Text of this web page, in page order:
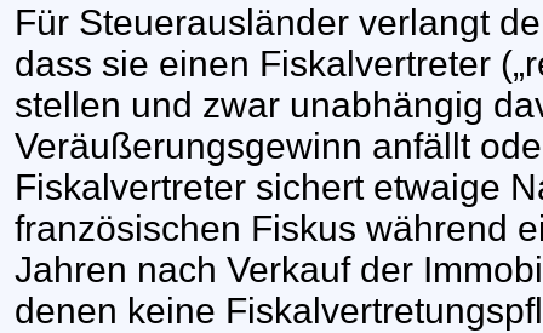
Für Steuerausländer verlangt
dass sie einen Fiskalvertreter
stellen und zwar unabhängig
Veräußerungsgewinn anfällt
Fiskalvertreter sichert etwaige
französischen Fiskus während
Jahren nach Verkauf der
denen keine